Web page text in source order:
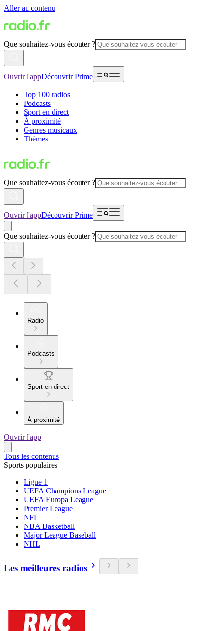
Aller au contenu
Que souhaitez-vous écouter ?
Ouvrir l'appDécouvrir Prime
Top 100 radios
Podcasts
Sport en direct
À proximité
Genres musicaux
Thèmes
Que souhaitez-vous écouter ?
Ouvrir l'appDécouvrir Prime
Que souhaitez-vous écouter ?
Radio
Podcasts
Sport en direct
À proximité
Ouvrir l'app
Tous les contenus
Sports populaires
Ligue 1
UEFA Champions League
UEFA Europa League
Premier League
NFL
NBA Basketball
Major League Baseball
NHL
Les meilleures radios